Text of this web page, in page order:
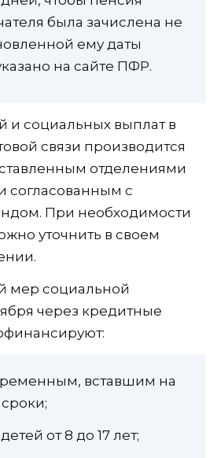
была зачислена не
ему даты
на сайте ПФР.
и социальных выплат в
связи производится
отделениями
согласованным с
При необходимости
уточнить в своем
мер социальной
через кредитные
вставшим на
от 8 до 17 лет;